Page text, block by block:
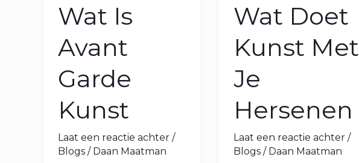
Wat Is
Avant
Garde
Kunst
Laat een reactie achter /
Blogs / Daan Maatman
Wat Doet
Kunst Met
Je
Hersenen
Laat een reactie achter /
Blogs/ Daan Maatman